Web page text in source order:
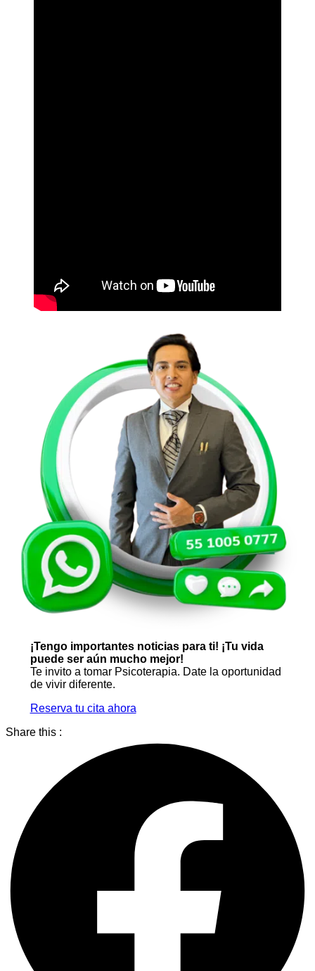
¡Tengo importantes noticias para ti! ¡Tu vida
puede ser aún mucho mejor!
Te invito a tomar Psicoterapia. Date la oportunidad
de vivir diferente.
Reserva tu cita ahora
Share this :